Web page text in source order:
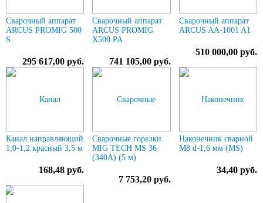
Сварочный аппарат
ARCUS PROMIG 500
S
295 617,00 руб.
Сварочный аппарат
ARCUS PROMIG
X500 PA
741 105,00 руб.
Сварочный аппарат
ARCUS AA-1001 A1
510 000,00 руб.
Канал направляющий
1,0-1,2 красный 3,5 м
168,48 руб.
Сварочные горелки
MIG TECH MS 36
(340A) (5 м)
7 753,20 руб.
Наконечник сварной
М8 d-1,6 мм (MS)
34,40 руб.